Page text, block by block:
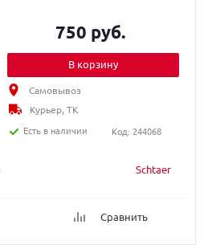
Schtaer
Сравнить
750 руб.
В корзину
Самовывоз
Курьер, ТК
Есть в наличии
Код: 244068